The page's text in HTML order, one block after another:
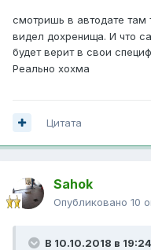
смотришь в автодате там
видел дохренища. И что
будет верит в свои
Реально хохма
Цитата
Sahok
Опубликовано 10
В 10.10.2018 в 19:24,